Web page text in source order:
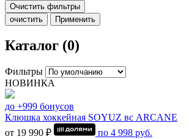
Очистить фильтры
очистить
Применить
Каталог (0)
Фильтры
НОВИНКА
до +999 бонусов
Клюшка хоккейная SOYUZ вс ARCANE
от 19 990 ₽
по 4 998 руб.